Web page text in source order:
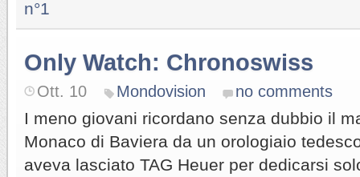
n°1
Only Watch: Chronoswiss
Ott. 10 Mondovision no comments
I meno giovani ricordano senza dubbio il
Monaco di Baviera da un orologiaio
aveva lasciato TAG Heuer per dedicarsi